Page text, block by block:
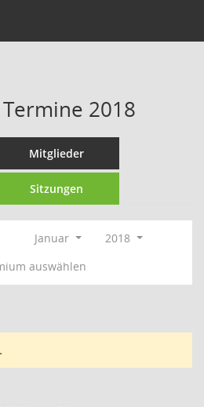
2018
Mitglieder
Sitzungen
Januar
2018
auswählen